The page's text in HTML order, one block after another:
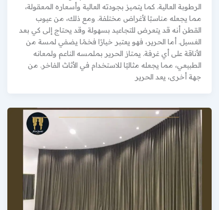
الرطوبة العالية. كما يتميز بجودته العالية وأسعاره المعقولة،
مما يجعله مناسبًا لأغراض مختلفة. ومع ذلك، من عيوب
القطن أنه قد يتعرض للتجاعيد بسهولة وقد يحتاج إلى كي بعد
الغسيل. أما الحرير، فهو يعتبر خيارًا فخمًا يضفي لمسة من
الأناقة على أي غرفة. يمتاز الحرير بملمسه الناعم ولمعانه
الطبيعي، مما يجعله مثاليًا للاستخدام في الأثاث الفاخر. من
جهة أخرى، يعد الحرير